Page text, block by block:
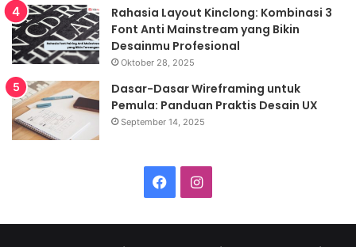
Rahasia Layout Kinclong: Kombinasi 3
Font Anti Mainstream yang Bikin
Desainmu Profesional
Oktober 28, 2025
Dasar-Dasar Wireframing untuk
Pemula: Panduan Praktis Desain UX
September 14, 2025
FacebookInstagram